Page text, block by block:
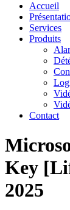
Accueil
Services
Produits
Contact
Key
2025